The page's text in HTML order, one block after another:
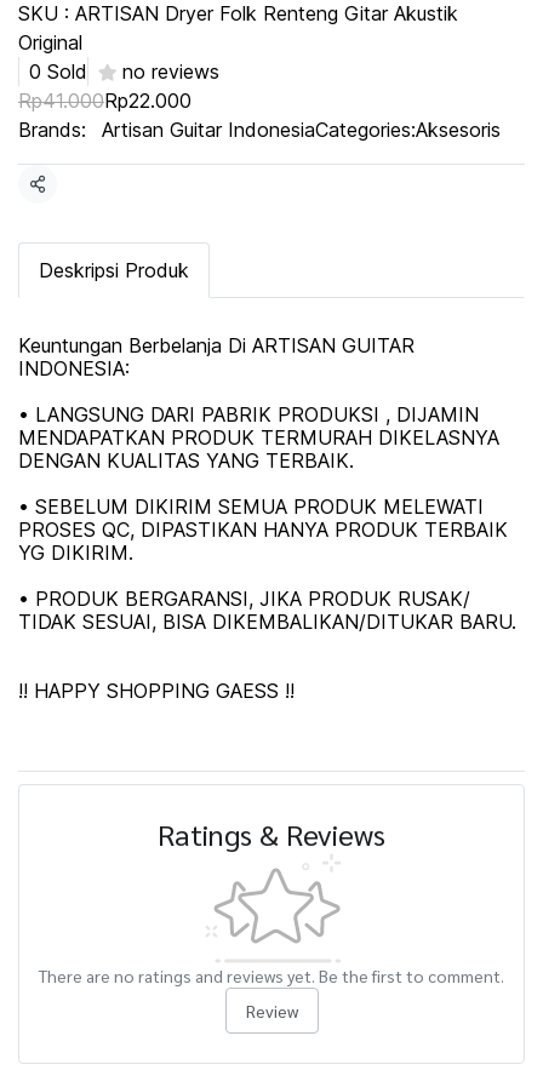
SKU : ARTISAN Dryer Folk Renteng Gitar Akustik
Original
0 Sold
no reviews
Rp41.000Rp22.000
Brands:
Artisan Guitar IndonesiaCategories:Aksesoris
Share
Deskripsi Produk
Keuntungan Berbelanja Di ARTISAN GUITAR
INDONESIA:
• LANGSUNG DARI PABRIK PRODUKSI , DIJAMIN
MENDAPATKAN PRODUK TERMURAH DIKELASNYA
DENGAN KUALITAS YANG TERBAIK.
• SEBELUM DIKIRIM SEMUA PRODUK MELEWATI
PROSES QC, DIPASTIKAN HANYA PRODUK TERBAIK
YG DIKIRIM.
• PRODUK BERGARANSI, JIKA PRODUK RUSAK/
TIDAK SESUAI, BISA DIKEMBALIKAN/DITUKAR BARU.
!! HAPPY SHOPPING GAESS !!
Ratings & Reviews
There are no ratings and reviews yet. Be the first to comment.
Review